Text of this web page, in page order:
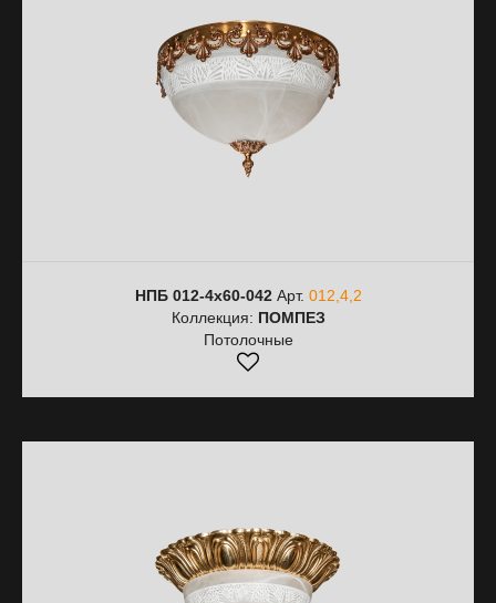
НПБ 012-4х60-042Арт. 012,4,2
Коллекция: ПОМПЕЗ
Потолочные